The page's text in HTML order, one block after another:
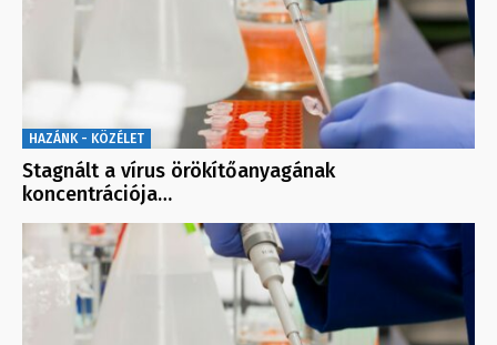
HAZÁNK - KÖZÉLET
Stagnált a vírus örökítőanyagának
koncentrációja…